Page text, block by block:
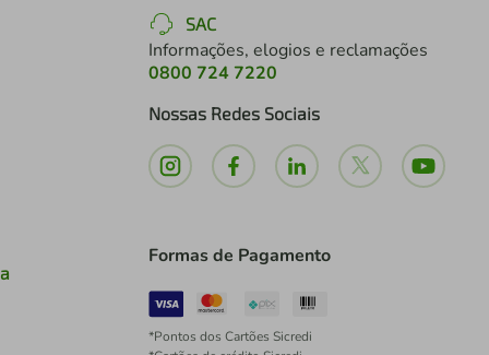
SAC
Informações, elogios e reclamações
0800 724 7220
Nossas Redes Sociais
Formas de Pagamento
*Pontos dos Cartões Sicredi